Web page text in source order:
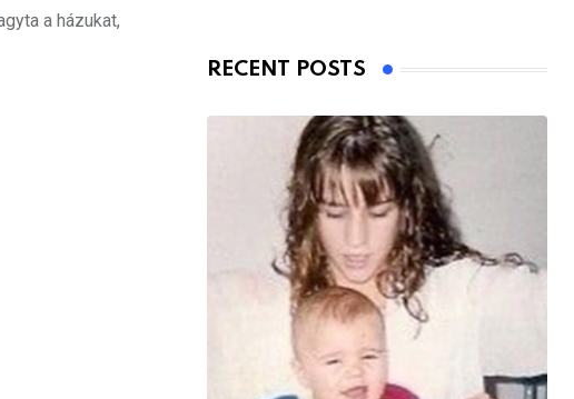
a házukat,
RECENT POSTS